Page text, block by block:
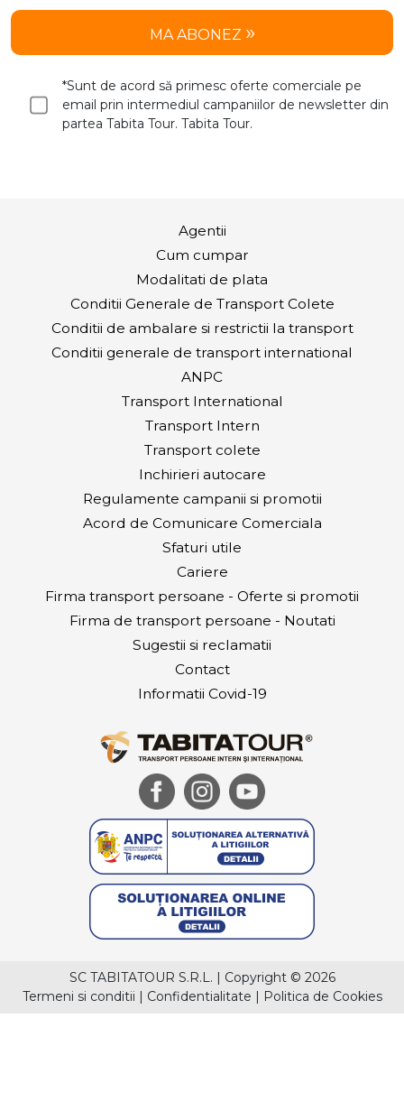
MA ABONEZ
*Sunt de acord să primesc oferte comerciale pe
email prin intermediul campaniilor de newsletter din
partea Tabita Tour. Tabita Tour.
Agentii
Cum cumpar
Modalitati de plata
Conditii Generale de Transport Colete
Conditii de ambalare si restrictii la transport
Conditii generale de transport international
ANPC
Transport International
Transport Intern
Transport colete
Inchirieri autocare
Regulamente campanii si promotii
Acord de Comunicare Comerciala
Sfaturi utile
Cariere
Firma transport persoane - Oferte si promotii
Firma de transport persoane - Noutati
Sugestii si reclamatii
Contact
Informatii Covid-19
SC TABITATOUR S.R.L. | Copyright © 2026
Termeni si conditii | Confidentialitate | Politica de Cookies